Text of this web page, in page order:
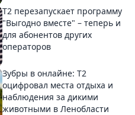
Т2 перезапускает программу
"Выгодно вместе" – теперь и
для абонентов других
операторов
Зубры в онлайне: Т2
оцифровал места отдыха и
наблюдения за дикими
животными в Ленобласти